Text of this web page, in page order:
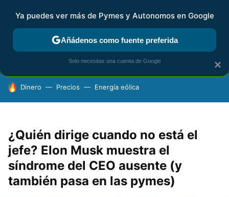
FISCALIDAD Y CONTABILIDAD KIT DIGITAL RENTA
HOY SE HABLA DE
Dinero Precios Energía eólica
¿Quién dirige cuando no está el
jefe? Elon Musk muestra el
síndrome del CEO ausente (y
también pasa en las pymes)
×
Ya puedes ver más de Pymes y Autonomos en Google
Añádenos como fuente preferida
Solo necesitas una cuenta de Google